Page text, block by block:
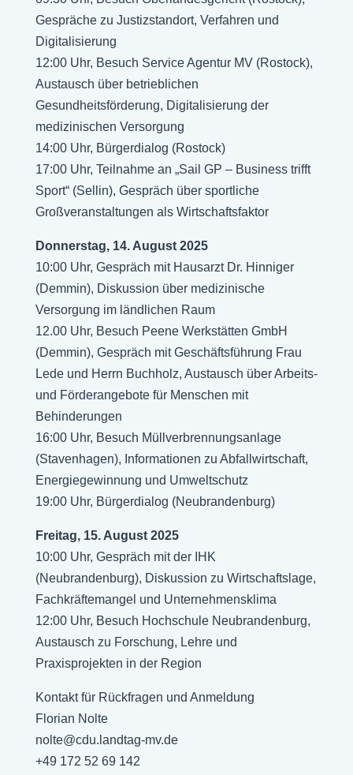
Gespräche zu Justizstandort, Verfahren und
Digitalisierung
12:00 Uhr, Besuch Service Agentur MV (Rostock),
Austausch über betrieblichen
Gesundheitsförderung, Digitalisierung der
medizinischen Versorgung
14:00 Uhr, Bürgerdialog (Rostock)
17:00 Uhr, Teilnahme an „Sail GP – Business trifft
Sport“ (Sellin), Gespräch über sportliche
Großveranstaltungen als Wirtschaftsfaktor
Donnerstag, 14. August 2025
10:00 Uhr, Gespräch mit Hausarzt Dr. Hinniger
(Demmin), Diskussion über medizinische
Versorgung im ländlichen Raum
12.00 Uhr, Besuch Peene Werkstätten GmbH
(Demmin), Gespräch mit Geschäftsführung Frau
Lede und Herrn Buchholz, Austausch über Arbeits-
und Förderangebote für Menschen mit
Behinderungen
16:00 Uhr, Besuch Müllverbrennungsanlage
(Stavenhagen), Informationen zu Abfallwirtschaft,
Energiegewinnung und Umweltschutz
19:00 Uhr, Bürgerdialog (Neubrandenburg)
Freitag, 15. August 2025
10:00 Uhr, Gespräch mit der IHK
(Neubrandenburg), Diskussion zu Wirtschaftslage,
Fachkräftemangel und Unternehmensklima
12:00 Uhr, Besuch Hochschule Neubrandenburg,
Austausch zu Forschung, Lehre und
Praxisprojekten in der Region
Kontakt für Rückfragen und Anmeldung
Florian Nolte
nolte@cdu.landtag-mv.de
+49 172 52 69 142